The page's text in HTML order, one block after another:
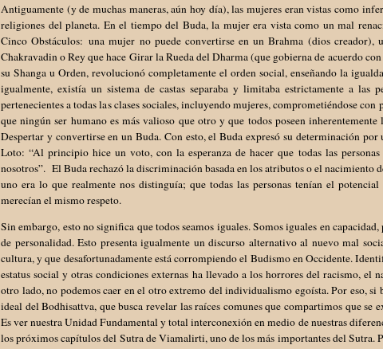
Antiguamente (y de muchas maneras, aún hoy día), las mujeres eran vistas como
religiones del planeta. En el tiempo del Buda, la mujer era vista como un mal
Cinco Obstáculos: una mujer no puede convertirse en un Brahma (dios creador),
Chakravadin o Rey que hace Girar la Rueda del Dharma (que gobierna de acuerdo
su Shanga u Orden, revolucionó completamente el orden social, enseñando la
igualmente, existía un sistema de castas separaba y limitaba estrictamente a las
pertenecientes a todas las clases sociales, incluyendo mujeres, comprometiéndose con
que ningún ser humano es más valioso que otro y que todos poseen
Despertar y convertirse en un Buda. Con esto, el Buda expresó su determinación
Loto: “Al principio hice un voto, con la esperanza de hacer que todas las
nosotros”. El Buda rechazó la discriminación basada en los atributos o el nacimiento
uno era lo que realmente nos distinguía; que todas las personas tenían el
merecían el mismo respeto.
Sin embargo, esto no significa que todos seamos iguales. Somos iguales en
de personalidad. Esto presenta igualmente un discurso alternativo al nuevo mal
cultura, y que desafortunadamente está corrompiendo el Budismo en Occidente.
estatus social y otras condiciones externas ha llevado a los horrores del racismo, el
otro lado, no podemos caer en el otro extremo del individualismo egoísta. Por eso,
ideal del Bodhisattva, que busca revelar las raíces comunes que compartimos que se
Es ver nuestra Unidad Fundamental y total interconexión en medio de nuestras
los próximos capítulos del Sutra de Viamalirti, uno de los más importantes del Sutra.